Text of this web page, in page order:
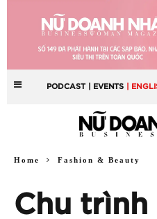
PODCAST | EVENTS |
Home Fashion & Beauty
Chu trình